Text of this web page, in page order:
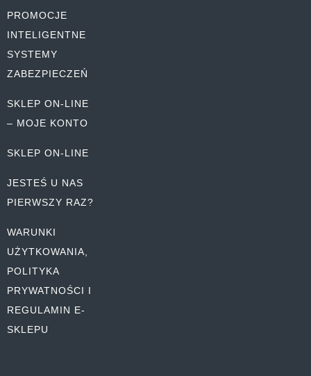
PROMOCJE
INTELIGENTNE
SYSTEMY
ZABEZPIECZEŃ
SKLEP ON-LINE
– MOJE KONTO
SKLEP ON-LINE
JESTEŚ U NAS
PIERWSZY RAZ?
WARUNKI
UŻYTKOWANIA,
POLITYKA
PRYWATNOŚCI I
REGULAMIN E-
SKLEPU